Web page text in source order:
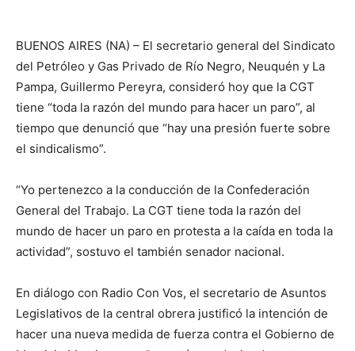
BUENOS AIRES (NA) – El secretario general del Sindicato
del Petróleo y Gas Privado de Río Negro, Neuquén y La
Pampa, Guillermo Pereyra, consideró hoy que la CGT
tiene “toda la razón del mundo para hacer un paro”, al
tiempo que denunció que “hay una presión fuerte sobre
el sindicalismo”.
“Yo pertenezco a la conducción de la Confederación
General del Trabajo. La CGT tiene toda la razón del
mundo de hacer un paro en protesta a la caída en toda la
actividad”, sostuvo el también senador nacional.
En diálogo con Radio Con Vos, el secretario de Asuntos
Legislativos de la central obrera justificó la intención de
hacer una nueva medida de fuerza contra el Gobierno de